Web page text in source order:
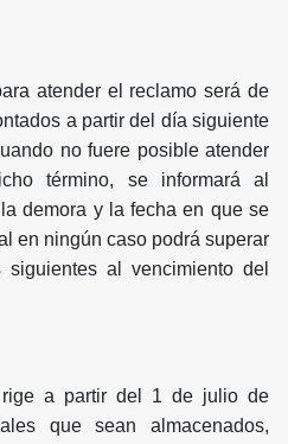
atender el reclamo será de
a partir del día siguiente
no fuere posible atender
término, se informará al
demora y la fecha en que se
en ningún caso podrá superar
al vencimiento del
rige a partir del 1 de julio de
que sean almacenados,